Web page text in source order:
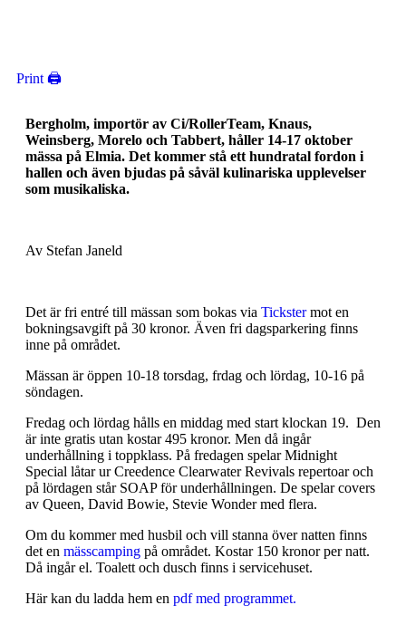
Print 🖨
Bergholm, importör av Ci/RollerTeam, Knaus,
Weinsberg, Morelo och Tabbert, håller 14-17 oktober
mässa på Elmia. Det kommer stå ett hundratal fordon i
hallen och även bjudas på såväl kulinariska upplevelser
som musikaliska.
Av Stefan Janeld
Det är fri entré till mässan som bokas via Tickstermot en
bokningsavgift på 30 kronor. Även fri dagsparkering finns
inne på området.
Mässan är öppen 10-18 torsdag, frdag och lördag, 10-16 på
söndagen.
Fredag och lördag hålls en middag med start klockan 19. Den
är inte gratis utan kostar 495 kronor. Men då ingår
underhållning i toppklass. På fredagen spelar Midnight
Special låtar ur Creedence Clearwater Revivals repertoar och
på lördagen står SOAP för underhållningen. De spelar covers
av Queen, David Bowie, Stevie Wonder med flera.
Om du kommer med husbil och vill stanna över natten finns
det en mässcamping på området. Kostar 150 kronor per natt.
Då ingår el. Toalett och dusch finns i servicehuset.
Här kan du ladda hem en pdf med programmet.